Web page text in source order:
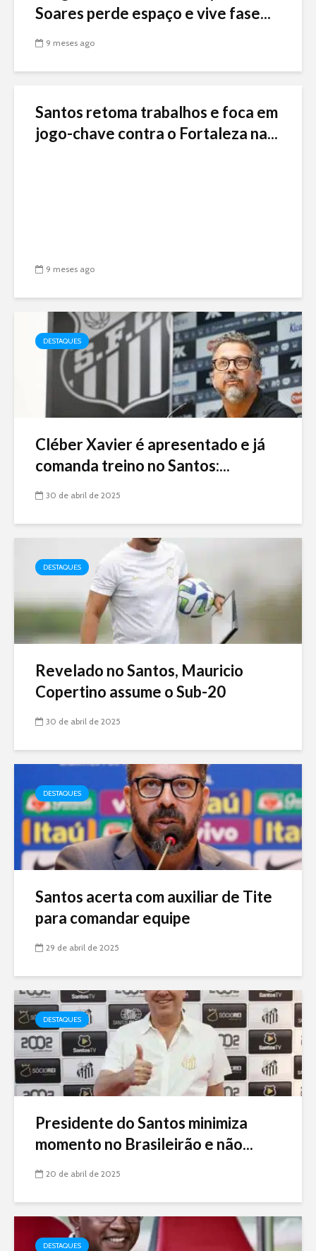
Soares perde espaço e vive fase...
9 meses ago
Santos retoma trabalhos e foca em
jogo-chave contra o Fortaleza na...
9 meses ago
DESTAQUES
Cléber Xavier é apresentado e já
comanda treino no Santos:...
30 de abril de 2025
DESTAQUES
Revelado no Santos, Mauricio
Copertino assume o Sub-20
30 de abril de 2025
DESTAQUES
Santos acerta com auxiliar de Tite
para comandar equipe
29 de abril de 2025
DESTAQUES
Presidente do Santos minimiza
momento no Brasileirão e não...
20 de abril de 2025
DESTAQUES